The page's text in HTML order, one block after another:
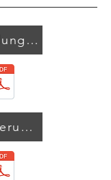
Einladung und Tagesordnung
Erläuterung zu Punkt 1 der Tagesordnung